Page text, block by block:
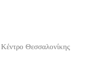
Θεσσαλονίκης